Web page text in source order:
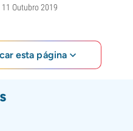
11 Outubro 2019
esta página